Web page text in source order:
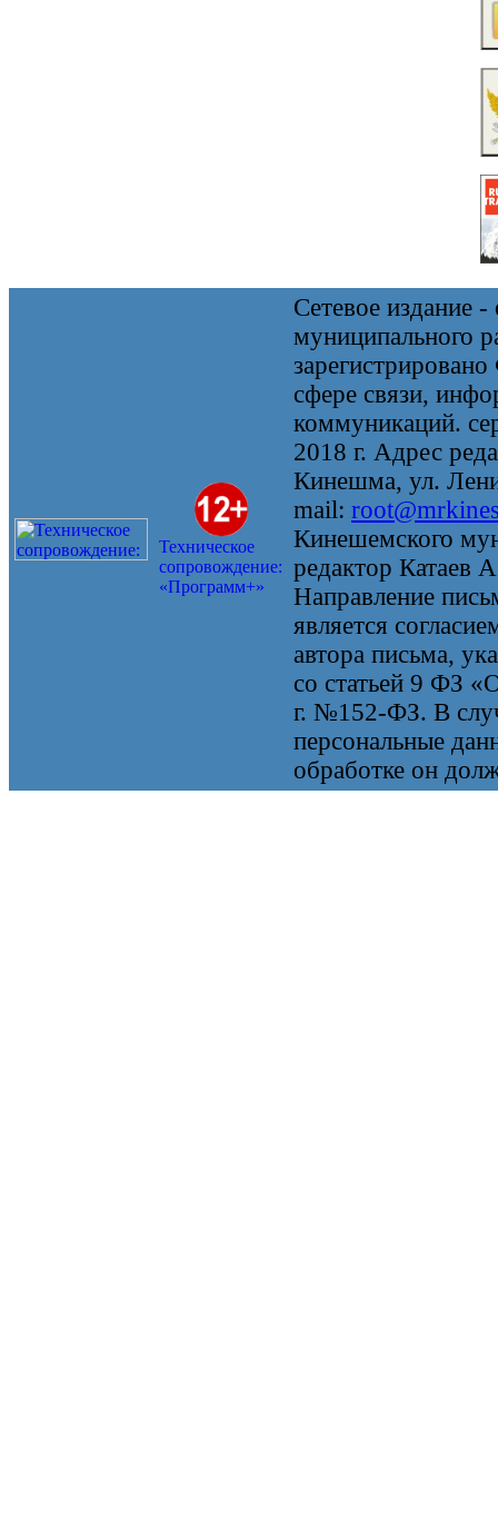
Техническое
сопровождение:
«Программ+»
Сетевое издание
муниципального
сфере связи,
коммуникаций.
2018 г. Адрес
Кинешма, ул.
mail:
Кинешемского
редактор Катаев
Направление
является
автора письма,
со статьей 9 ФЗ
г. №152-ФЗ. В
персональные
обработке он